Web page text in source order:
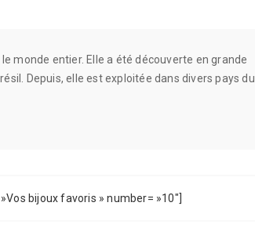
monde entier. Elle a été découverte en grande
Depuis, elle est exploitée dans divers pays du
bijoux favoris » number= »10″]